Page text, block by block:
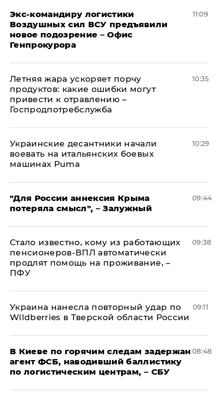
Экс-командиру логистики
Воздушных сил ВСУ предъявили
новое подозрение – Офис
Генпрокурора
11:09
Летняя жара ускоряет порчу
продуктов: какие ошибки могут
привести к отравлению –
Госпродпотребслужба
10:35
Украинские десантники начали
воевать на итальянских боевых
машинах Puma
10:29
"Для России аннексия Крыма
потеряла смысл", – Залужный
09:44
Стало известно, кому из работающих
пенсионеров-ВПЛ автоматически
продлят помощь на проживание, –
ПФУ
09:38
Украина нанесла повторный удар по
Wildberries в Тверской области России
09:11
В Киеве по горячим следам задержан
агент ФСБ, наводивший баллистику
по логистическим центрам, – СБУ
08:48